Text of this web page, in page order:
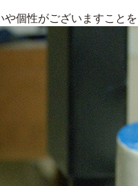
個性がございますこと